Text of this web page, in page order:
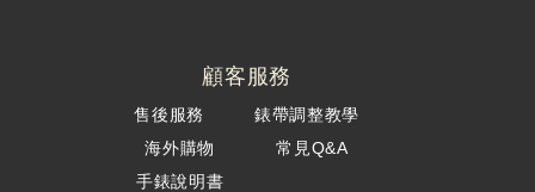
顧客服務
售後服務 錶帶調整教學
海外購物常見Q&A
手錶說明書